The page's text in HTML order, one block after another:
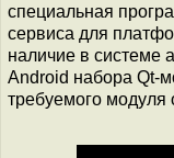
специальная
сервиса для
наличие в системе
Android набора Qt-
требуемого модуля